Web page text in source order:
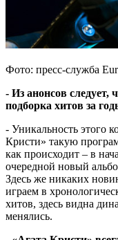
Фото: пресс-служба
- Из анонсов следует,
подборка хитов за
- Уникальность этого
Кристи» такую
как происходит – в
очередной новый
Здесь же никаких
играем в
хитов, здесь видна
менялись.